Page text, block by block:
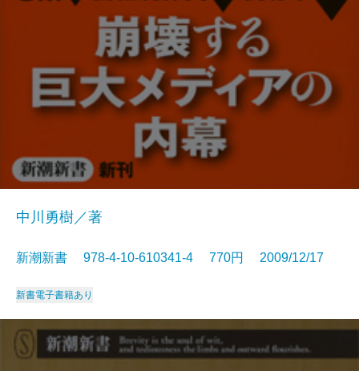
中川勇樹／著
新潮新書 978-4-10-610341-4 770円 2009/12/17
新書電子書籍あり